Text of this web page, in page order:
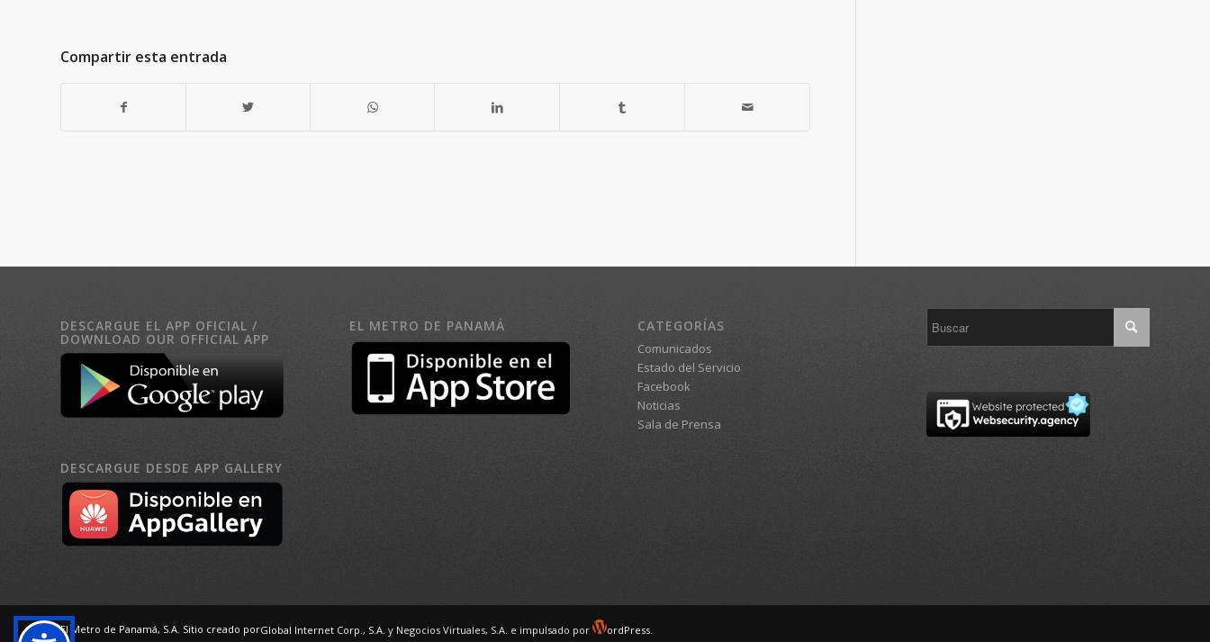
Compartir esta entrada
DESCARGUE EL APP OFICIAL /
DOWNLOAD OUR OFFICIAL APP
DESCARGUE DESDE APP GALLERY
EL METRO DE PANAMÁ CATEGORÍAS
Comunicados
Estado del Servicio
Facebook
Noticias
Sala de Prensa
El Metro de Panamá, S.A. Sitio creado porGlobal Internet Corp., S.A. y Negocios Virtuales, S.A. e impulsado por
ordPress.